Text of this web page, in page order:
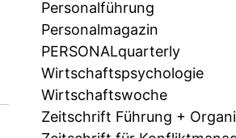
Personalführung
Personalmagazin
PERSONALquarterly
Wirtschaftspsychologie
Wirtschaftswoche
Zeitschrift Führung +